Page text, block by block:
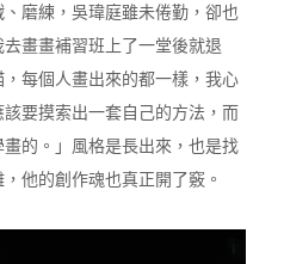
磨練，吳瑋庭雖未倦勤，卻也
畫畫補習班上了一堂後就退
每個人畫出來的都一樣，我心
要摸索出一套自己的方法，而
的。」風格是長出來，也是找
他的創作魂也真正開了竅。